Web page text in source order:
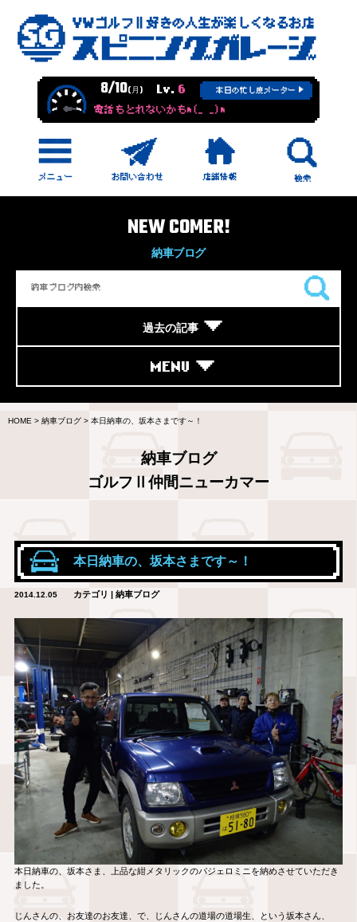
8/10(月) Lv. 6 本日の忙し度メーター
電話もとれないかもm(_ _)m
NEW COMER!
納車ブログ
過去の記事
MENU
HOME > 納車ブログ > 本日納車の、坂本さまです～！
納車ブログ
ゴルフⅡ仲間ニューカマー
本日納車の、坂本さまです～！
2014.12.05 カテゴリ | 納車ブログ
本日納車の、坂本さま、上品な紺メタリックのパジェロミニを納めさせていただき
ました。
じんさんの、お友達のお友達、で、じんさんの道場の道場生、という坂本さん、